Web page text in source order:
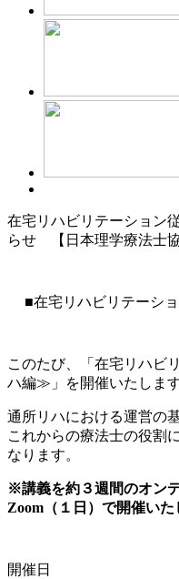
在宅リハビリテーション
らせ 【日本理学療法士協
■在宅リハビリテーシ
このたび、「在宅リハビ
ハ編≫」を開催いたします
通所リハにおける運営の
これからの療法士の役割
なります。
※講義を約３週間のオン
Zoom（１日）で開催いた
開催日